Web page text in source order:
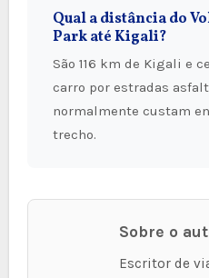
Qual a distância do
Park até Kigali?
São 116 km de Kigali e cerca de 2,5 horas de
carro por estradas
normalmente custam
trecho.
Sobre o
Escritor de